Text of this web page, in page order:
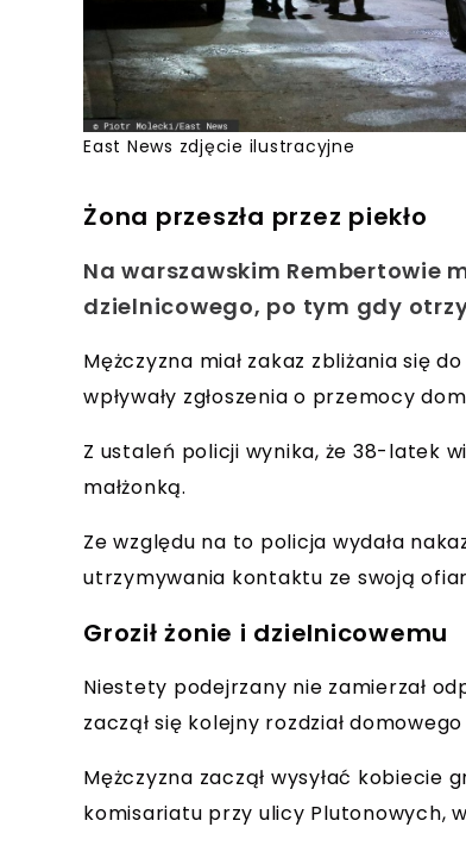
East News zdjęcie ilustracyjne
Żona przeszła przez piekło
Na warszawskim Rembertowie
dzielnicowego, po tym gdy
Mężczyzna miał zakaz zbliżania się
wpływały zgłoszenia o przemocy
Z ustaleń policji wynika, że 38-latek
małżonką.
Ze względu na to policja wydała
utrzymywania kontaktu ze swoją
Groził żonie i dzielnicowemu
Niestety podejrzany nie zamierzał
zaczął się kolejny rozdział
Mężczyzna zaczął wysyłać kobiecie
komisariatu przy ulicy Plutonowych,